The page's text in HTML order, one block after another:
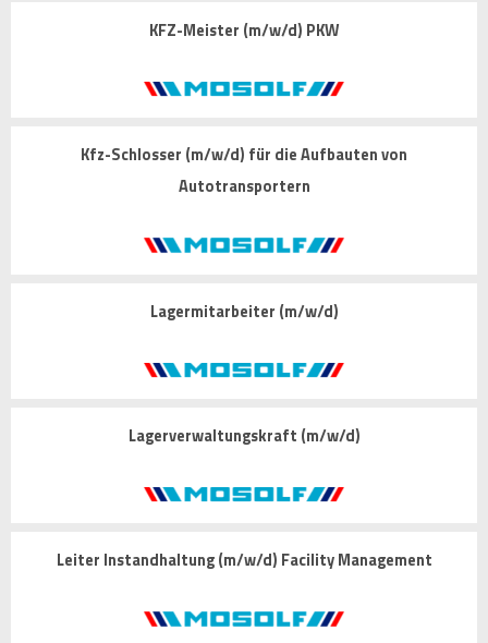
KFZ-Meister (m/w/d) PKW
Kfz-Schlosser (m/w/d) für die Aufbauten von
Autotransportern
Lagermitarbeiter (m/w/d)
Lagerverwaltungskraft (m/w/d)
Leiter Instandhaltung (m/w/d) Facility Management